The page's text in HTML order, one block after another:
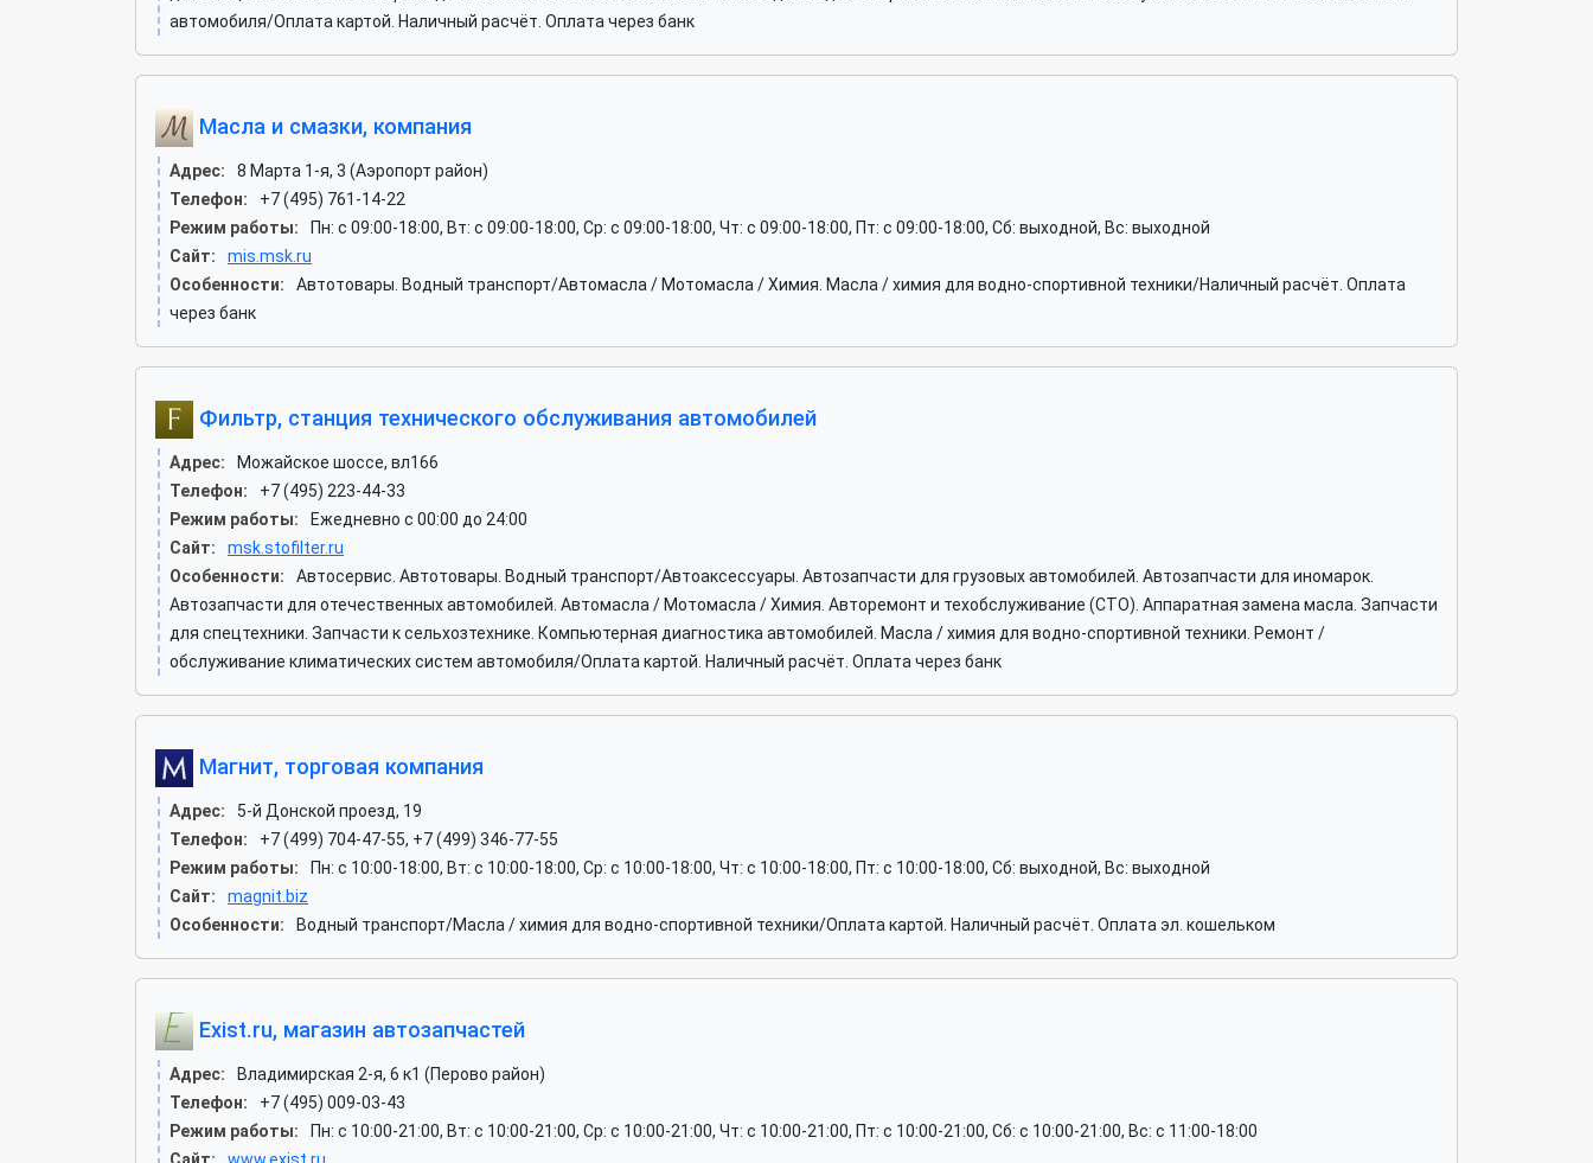
автомобиля/Оплата картой. Наличный расчёт. Оплата через банк
Масла и смазки, компания
Адрес:
8 Марта 1-я, 3 (Аэропорт район)
Телефон:
+7 (495) 761-14-22
Режим работы:
Пн: c 09:00-18:00, Вт: c 09:00-18:00, Ср: c 09:00-18:00, Чт: c 09:00-18:00, Пт: c 09:00-18:00, Сб: выходной, Вс: выходной
Сайт:
mis.msk.ru
Особенности:
Автотовары. Водный транспорт/Автомасла / Мотомасла / Химия. Масла / химия для водно-спортивной техники/Наличный расчёт. Оплата
через банк
Фильтр, станция технического обслуживания автомобилей
Адрес:
Можайское шоссе, вл166
Телефон:
+7 (495) 223-44-33
Режим работы:
Ежедневно с 00:00 до 24:00
Сайт:
msk.stofilter.ru
Особенности:
Автосервис. Автотовары. Водный транспорт/Автоаксессуары. Автозапчасти для грузовых автомобилей. Автозапчасти для иномарок.
Автозапчасти для отечественных автомобилей. Автомасла / Мотомасла / Химия. Авторемонт и техобслуживание (СТО). Аппаратная замена масла. Запчасти
для спецтехники. Запчасти к сельхозтехнике. Компьютерная диагностика автомобилей. Масла / химия для водно-спортивной техники. Ремонт /
обслуживание климатических систем автомобиля/Оплата картой. Наличный расчёт. Оплата через банк
Магнит, торговая компания
Адрес:
5-й Донской проезд, 19
Телефон:
+7 (499) 704-47-55, +7 (499) 346-77-55
Режим работы:
Пн: c 10:00-18:00, Вт: c 10:00-18:00, Ср: c 10:00-18:00, Чт: c 10:00-18:00, Пт: c 10:00-18:00, Сб: выходной, Вс: выходной
Сайт:
magnit.biz
Особенности:
Водный транспорт/Масла / химия для водно-спортивной техники/Оплата картой. Наличный расчёт. Оплата эл. кошельком
Exist.ru, магазин автозапчастей
Адрес:
Владимирская 2-я, 6 к1 (Перово район)
Телефон:
+7 (495) 009-03-43
Режим работы:
Пн: c 10:00-21:00, Вт: c 10:00-21:00, Ср: c 10:00-21:00, Чт: c 10:00-21:00, Пт: c 10:00-21:00, Сб: c 10:00-21:00, Вс: c 11:00-18:00